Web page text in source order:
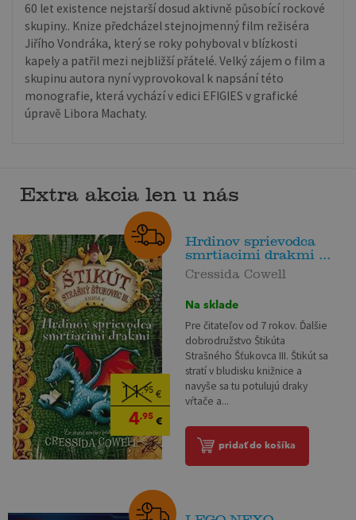
60 let existence nejstarší dosud aktivně působící rockové
skupiny.. Knize předcházel stejnojmenný film režiséra
Jiřího Vondráka, který se roky pohyboval v blízkosti
kapely a patřil mezi nejbližší přátelé. Velký zájem o film a
skupinu autora nyní vyprovokoval k napsání této
monografie, která vychází v edici EFIGIES v grafické
úpravě Libora Machaty.
Extra akcia len u nás
11,95€
4,95€
Hrdinov sprievodca
smrtiacimi drakmi ...
Cressida Cowell
Na sklade
Pre čitateľov od 7 rokov. Ďalšie
dobrodružstvo Štikúta
Strašného Šťukovca III. Štikút sa
stratí v bludisku knižnice a
navyše sa tu potulujú draky
vŕtače a...
pridať do košíka